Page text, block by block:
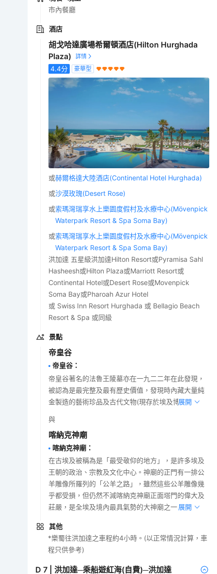
市內餐廳
酒店
胡戈哈達廣場希爾頓酒店(Hilton Hurghada
Plaza)
4.4分 豪華型
或赫爾格達大陸酒店(Continental Hotel Hurghada)
或沙漠玫瑰(Desert Rose)
或索瑪灣瑞享水上樂園度假村及水療中心(Mövenpick
Waterpark Resort & Spa Soma Bay)
或索瑪灣瑞享水上樂園度假村及水療中心(Mövenpick
Waterpark Resort & Spa Soma Bay)
洪加達 五星級洪加達Hilton Resort或Pyramisa Sahl
Hasheesh或Hilton Plaza或Marriott Resort或
Continental Hotel或Desert Rose或Movenpick
Soma Bay或Pharoah Azur Hotel
或 Swiss Inn Resort Hurghada 或 Bellagio Beach
Resort & Spa 或同級
景點
帝皇谷
帝皇谷 ：
帝皇谷著名的法魯王陵墓亦在一九二二年在此發現，
被認為是最完整及最有歷史價值，發現時內藏大量純
金製造的藝術珍品及古代文物(現存於埃及博物館)。
展開
與
喀納克神廟
喀納克神廟 ：
在古埃及被稱為是「最受敬仰的地方」，是許多埃及
王朝的政治、宗教及文化中心。神廟的正門有一排公
羊雕像所羅列的「公羊之路」，雖然這些公羊雕像幾
乎都受損，但仍然不減喀納克神廟正面塔門的偉大及
莊嚴，是全埃及境內最具氣勢的大神廟之一。展開
其他
*樂蜀往洪加達之車程約4小時。(以正常情況計算，車
程只供參考)
D7 |洪加達─乘船遊紅海(自費)─洪加達